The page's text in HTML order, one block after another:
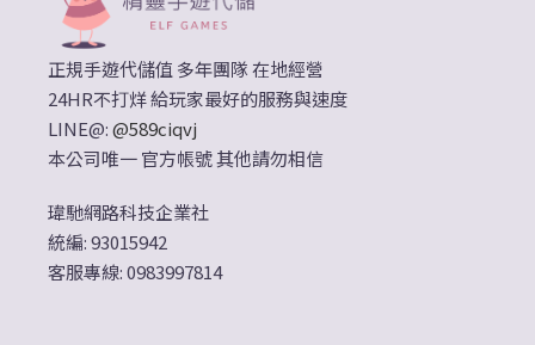
正規手遊代儲值 多年團隊 在地經營
24HR不打烊 給玩家最好的服務與速度
LINE@:@589ciqvj
本公司唯一 官方帳號 其他請勿相信
瑋馳網路科技企業社
統編: 93015942
客服專線: 0983997814